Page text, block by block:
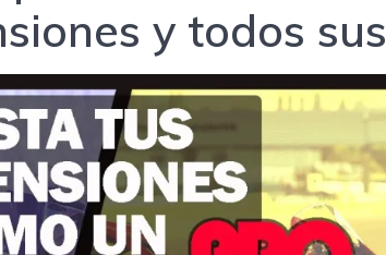
y todos